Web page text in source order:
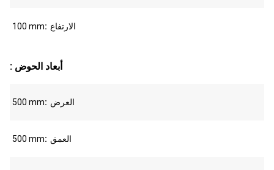
100 mm الارتفاع
: أبعاد الحوض
500 mm العرض
500 mm العمق